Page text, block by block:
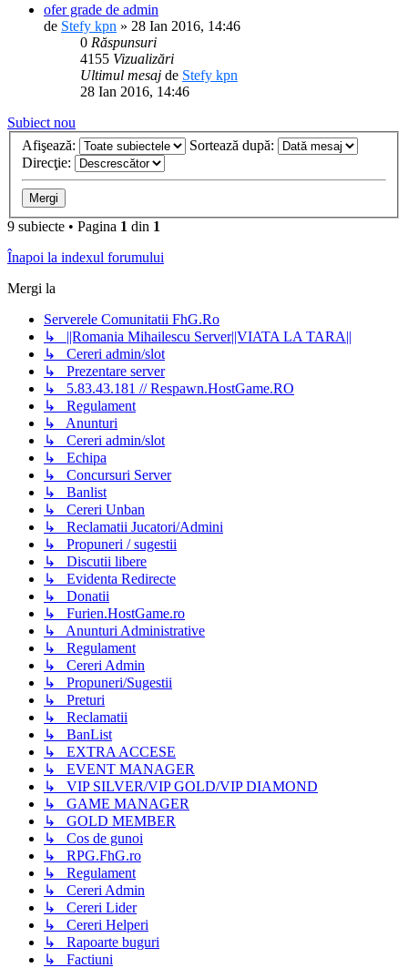
ofer grade de admin
de Stefy kpn » 28 Ian 2016, 14:46
0 Răspunsuri
4155 Vizualizări
Ultimul mesaj de Stefy kpn
28 Ian 2016, 14:46
Subiect nou
Afişează:
Sortează după:
Direcţie:
9 subiecte • Pagina 1 din 1
Înapoi la indexul forumului
Mergi la
Serverele Comunitatii FhG.Ro
↳ ||Romania Mihailescu Server||VIATA LA TARA||
↳ Cereri admin/slot
↳ Prezentare server
↳ 5.83.43.181 // Respawn.HostGame.RO
↳ Regulament
↳ Anunturi
↳ Cereri admin/slot
↳ Echipa
↳ Concursuri Server
↳ Banlist
↳ Cereri Unban
↳ Reclamatii Jucatori/Admini
↳ Propuneri / sugestii
↳ Discutii libere
↳ Evidenta Redirecte
↳ Donatii
↳ Furien.HostGame.ro
↳ Anunturi Administrative
↳ Regulament
↳ Cereri Admin
↳ Propuneri/Sugestii
↳ Preturi
↳ Reclamatii
↳ BanList
↳ EXTRA ACCESE
↳ EVENT MANAGER
↳ VIP SILVER/VIP GOLD/VIP DIAMOND
↳ GAME MANAGER
↳ GOLD MEMBER
↳ Cos de gunoi
↳ RPG.FhG.ro
↳ Regulament
↳ Cereri Admin
↳ Cereri Lider
↳ Cereri Helperi
↳ Rapoarte buguri
↳ Factiuni